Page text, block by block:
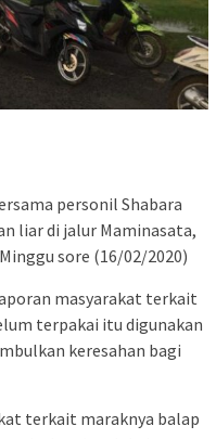
personil Shabara
liar di jalur Maminasata,
sore (16/02/2020)
masyarakat terkait
terpakai itu digunakan
keresahan bagi
terkait maraknya balap